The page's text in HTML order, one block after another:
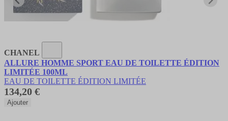
CHANEL
ALLURE HOMME SPORT EAU DE TOILETTE ÉDITION
LIMITÉE 100ML
EAU DE TOILETTE ÉDITION LIMITÉE
134,20 €
Ajouter